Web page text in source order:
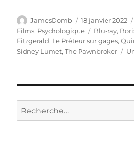
Auteur
JamesDomb
Publié
le
18 janvier 2022
Films, Psychologique Étiquettes
Blu-ray,
Fitzgerald, Le Prêteur sur gages,
Sidney Lumet,The Pawnbroker
Recherche
pour :